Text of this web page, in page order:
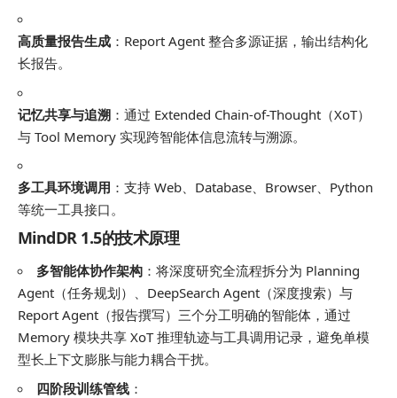
高质量报告生成 ：Report Agent 整合多源证据，输出结构化
长报告。
记忆共享与追溯 ：通过 Extended Chain-of-Thought（XoT）
与 Tool Memory 实现跨智能体信息流转与溯源。
多工具环境调用 ：支持 Web、Database、Browser、Python
等统一工具接口。
MindDR 1.5的技术原理
多智能体协作架构 ：将深度研究全流程拆分为 Planning
Agent（任务规划）、DeepSearch Agent（深度搜索）与
Report Agent（报告撰写）三个分工明确的智能体，通过
Memory 模块共享 XoT 推理轨迹与工具调用记录，避免单模
型长上下文膨胀与能力耦合干扰。
四阶段训练管线 ：